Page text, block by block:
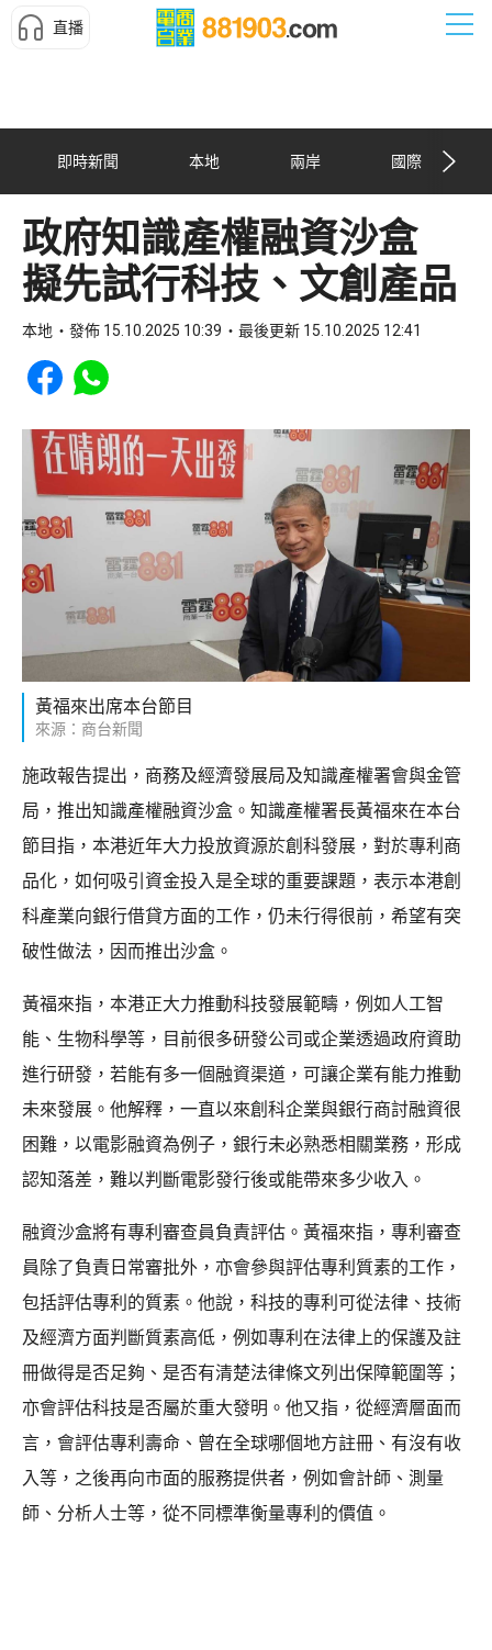
直播
即時新聞 本地 兩岸 國際
政府知識產權融資沙盒
擬先試行科技、文創產品
本地 發佈 15.10.2025 10:39 最後更新 15.10.2025 12:41
Share to Facebook
Share to WhatsApp
黃福來出席本台節目
來源：商台新聞
施政報告提出，商務及經濟發展局及知識產權署會與金管
局，推出知識產權融資沙盒。知識產權署長黃福來在本台
節目指，本港近年大力投放資源於創科發展，對於專利商
品化，如何吸引資金投入是全球的重要課題，表示本港創
科產業向銀行借貸方面的工作，仍未行得很前，希望有突
破性做法，因而推出沙盒。
黃福來指，本港正大力推動科技發展範疇，例如人工智
能、生物科學等，目前很多研發公司或企業透過政府資助
進行研發，若能有多一個融資渠道，可讓企業有能力推動
未來發展。他解釋，一直以來創科企業與銀行商討融資很
困難，以電影融資為例子，銀行未必熟悉相關業務，形成
認知落差，難以判斷電影發行後或能帶來多少收入。
融資沙盒將有專利審查員負責評估。黃福來指，專利審查
員除了負責日常審批外，亦會參與評估專利質素的工作，
包括評估專利的質素。他說，科技的專利可從法律、技術
及經濟方面判斷質素高低，例如專利在法律上的保護及註
冊做得是否足夠、是否有清楚法律條文列出保障範圍等；
亦會評估科技是否屬於重大發明。他又指，從經濟層面而
言，會評估專利壽命、曾在全球哪個地方註冊、有沒有收
入等，之後再向市面的服務提供者，例如會計師、測量
師、分析人士等，從不同標準衡量專利的價值。